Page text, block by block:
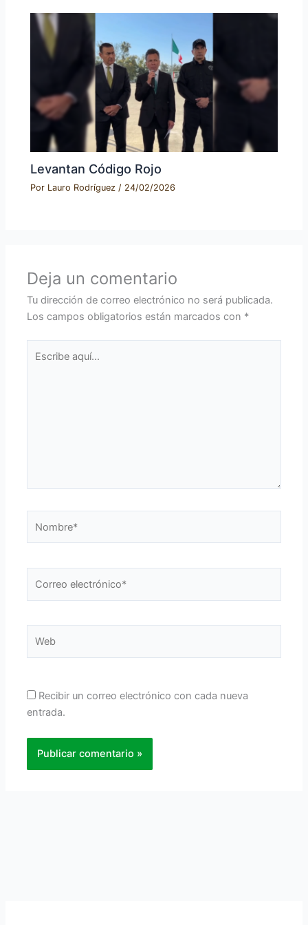
Levantan Código Rojo
Por Lauro Rodríguez / 24/02/2026
Deja un comentario
Tu dirección de correo electrónico no será publicada.
Los campos obligatorios están marcados con *
aquí...
electrónico*
Recibir un correo electrónico con cada nueva
entrada.